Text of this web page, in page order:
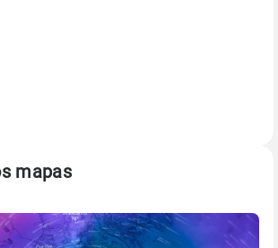
mapas